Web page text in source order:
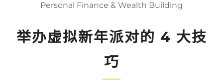
Personal Finance & Wealth Building
举办虚拟新年派对的 4 大技
巧